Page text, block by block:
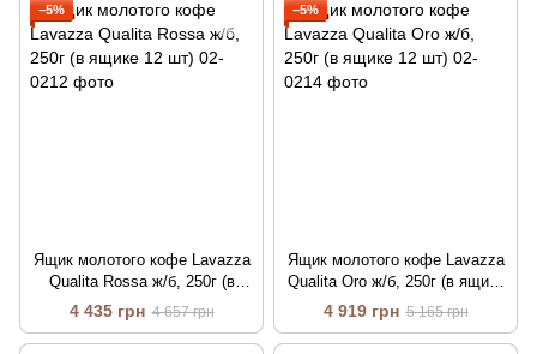
−5%
Ящик молотого кофе Lavazza
Qualita Rossa ж/б, 250г (в
ящике 12 шт)
4 435 грн 4 657 грн
−5%
Ящик молотого кофе Lavazza
Qualita Oro ж/б, 250г (в ящике
12 шт)
4 919 грн 5 165 грн